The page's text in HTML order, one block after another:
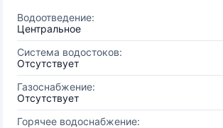
Водоотведение:
Центральное
Система водостоков:
Отсутствует
Газоснабжение:
Отсутствует
Горячее водоснабжение: